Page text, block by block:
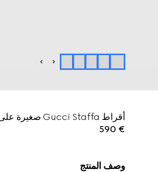
أقراط Gucci Staffa صغيرة على شكل حلقة
€ 590
وصف المنتج